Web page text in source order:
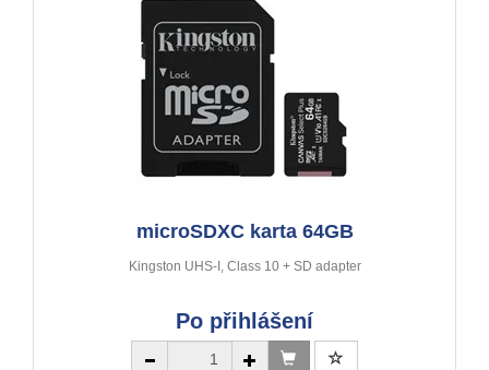
microSDXC karta 64GB
Kingston UHS-I, Class 10 + SD adapter
Po přihlášení